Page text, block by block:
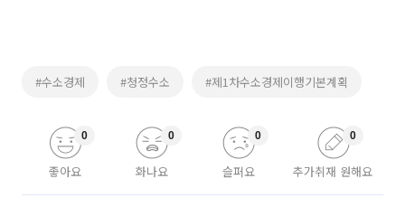
#수소경제 #청정수소 #제1차수소경제이행기본계획
좋아요
0
화나요
0
슬퍼요
0
추가취재 원해요
0